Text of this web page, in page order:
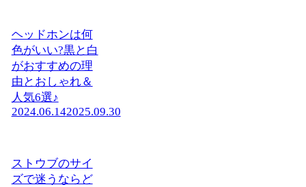
ヘッドホンは何
色がいい?黒と白
がおすすめの理
由とおしゃれ＆
人気6選♪
2024.06.142025.09.30
ストウブのサイ
ズで迷うならど